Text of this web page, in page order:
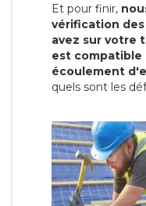
Et pour finir,
vérification
avez sur votre
est compatible
écoulement
quels sont les